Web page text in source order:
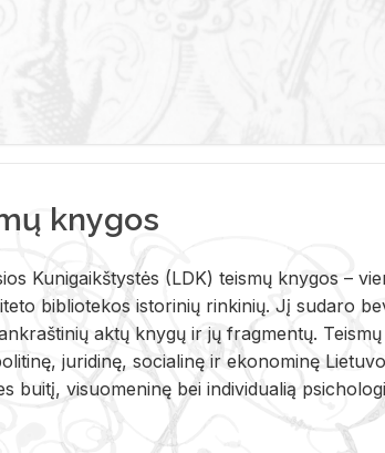
knygos
Ku­ni­gaikš­tys­tės (LDK) teis­mų kny­gos –
bi­b­lio­te­kos is­to­ri­nių rin­ki­nių. Jį su­da­ro
aktų kny­gų ir jų frag­men­tų.
ju­ri­di­nę, so­cia­li­nę ir eko­no­mi­nę
bui­tį, vi­suo­me­ni­nę bei in­di­vi­dua­lią